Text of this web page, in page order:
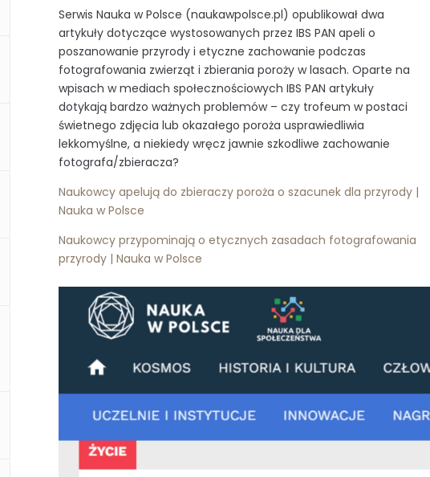
Serwis Nauka w Polsce (naukawpolsce.pl) opublikował dwa
artykuły dotyczące wystosowanych przez IBS PAN apeli o
poszanowanie przyrody i etyczne zachowanie podczas
fotografowania zwierząt i zbierania poroży w lasach. Oparte na
wpisach w mediach społecznościowych IBS PAN artykuły
dotykają bardzo ważnych problemów – czy trofeum w postaci
świetnego zdjęcia lub okazałego poroża usprawiedliwia
lekkomyślne, a niekiedy wręcz jawnie szkodliwe zachowanie
fotografa/zbieracza?
Naukowcy apelują do zbieraczy poroża o szacunek dla przyrody |
Nauka w Polsce
Naukowcy przypominają o etycznych zasadach fotografowania
przyrody | Nauka w Polsce